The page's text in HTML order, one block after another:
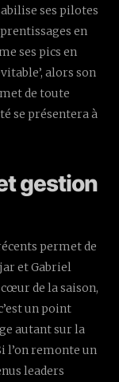
ses pilotes
en
ses pics en
alors son
de toute
se présentera à
gestion
permet de
et Gabriel
de la saison,
un point
autant sur la
l’on remonte un
leaders